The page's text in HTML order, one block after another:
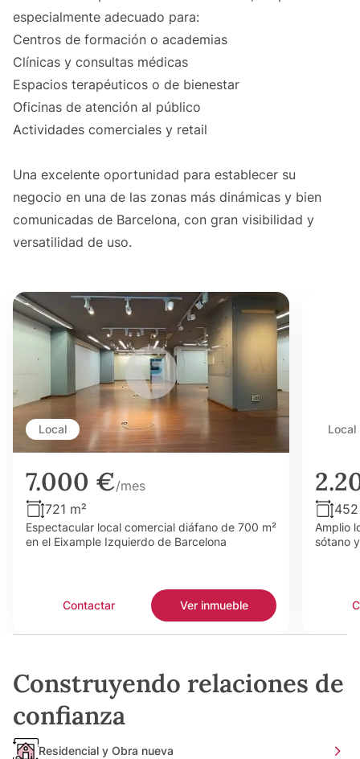
especialmente adecuado para:
Centros de formación o academias
Clínicas y consultas médicas
Espacios terapéuticos o de bienestar
Oficinas de atención al público
Actividades comerciales y retail
Una excelente oportunidad para establecer su
negocio en una de las zonas más dinámicas y bien
comunicadas de Barcelona, con gran visibilidad y
versatilidad de uso.
Local
7.000 €/mes
721 m²
Espectacular local comercial diáfano de 700 m²
en el Eixample Izquierdo de Barcelona
Contactar Ver inmueble
Local
Amplio
sótano
Construyendo relaciones de
confianza
Residencial y Obra nueva